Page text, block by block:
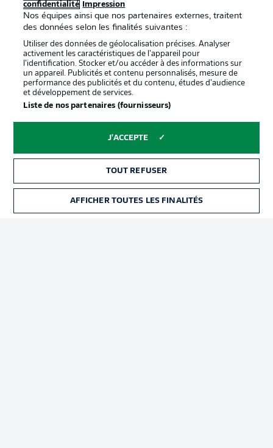
services
Mentions Légales Gérer mes préférences
Diffuseurs
Travaux Contact
confidentialité
Impression
Nos équipes ainsi que nos partenaires externes, traitent
des données selon les finalités suivantes :
Utiliser des données de géolocalisation précises. Analyser
activement les caractéristiques de l’appareil pour
l’identification. Stocker et/ou accéder à des informations sur
un appareil. Publicités et contenu personnalisés, mesure de
performance des publicités et du contenu, études d’audience
et développement de services.
Liste de nos partenaires (fournisseurs)
J'ACCEPTE
TOUT REFUSER
AFFICHER TOUTES LES FINALITÉS